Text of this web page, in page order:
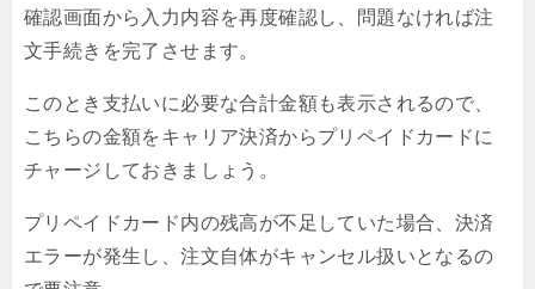
確認画面から入力内容を再度確認し、問題なければ注
文手続きを完了させます。
このとき支払いに必要な合計金額も表示されるので、
こちらの金額をキャリア決済からプリペイドカードに
チャージしておきましょう。
プリペイドカード内の残高が不足していた場合、決済
エラーが発生し、注文自体がキャンセル扱いとなるの